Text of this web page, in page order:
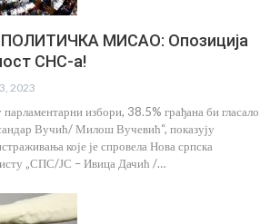
МИСАО: Опозиција
СНС-а!
2023
избори, 38.5% грађана би гласало
Вучић/ Милош Вучевић“, показују
које је спровела Нова српска
„СПС/ЈС – Ивица Дачић /…